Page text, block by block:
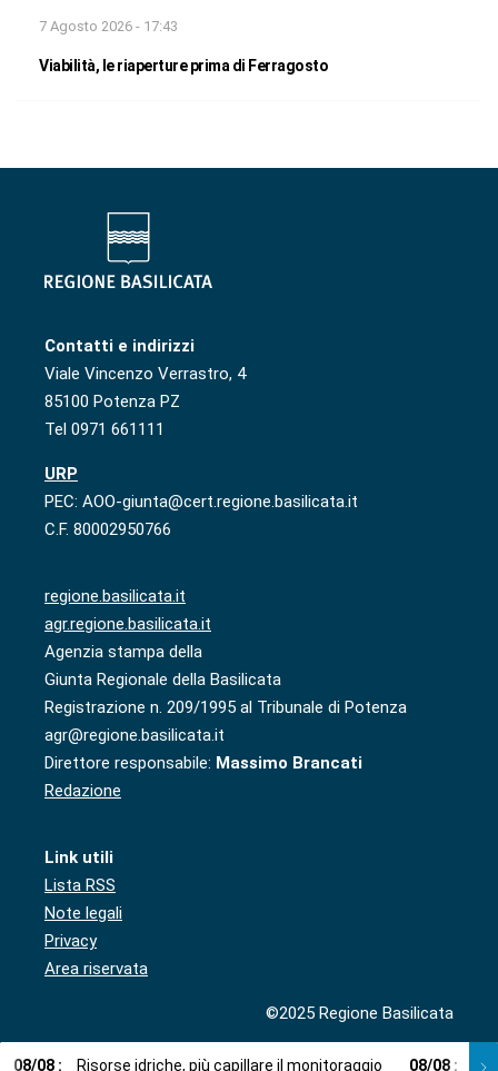
7 Agosto 2026 - 17:43
Viabilità, le riaperture prima di Ferragosto
Contatti e indirizzi
Viale Vincenzo Verrastro, 4
85100 Potenza PZ
Tel 0971 661111
URP
PEC: AOO-giunta@cert.regione.basilicata.it
C.F. 80002950766
regione.basilicata.it
agr.regione.basilicata.it
Agenzia stampa della
Giunta Regionale della Basilicata
Registrazione n. 209/1995 al Tribunale di Potenza
agr@regione.basilicata.it
Direttore responsabile: Massimo Brancati
Redazione
Link utili
Lista RSS
Note legali
Privacy
Area riservata
©2025 Regione Basilicata
08/08 : Risorse idriche, più capillare il monitoraggio 08/08 :